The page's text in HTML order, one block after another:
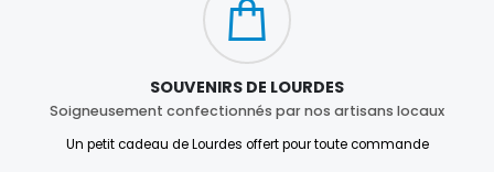
SOUVENIRS DE LOURDES
Soigneusement confectionnés par nos artisans locaux
Un petit cadeau de Lourdes offert pour toute commande